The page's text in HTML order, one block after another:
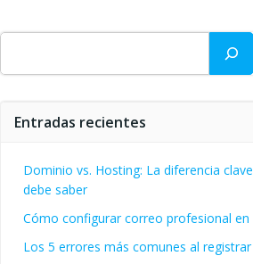
Buscar
Entradas recientes
Dominio vs. Hosting: La diferencia
debe saber
Cómo configurar correo profesional en
Los 5 errores más comunes al